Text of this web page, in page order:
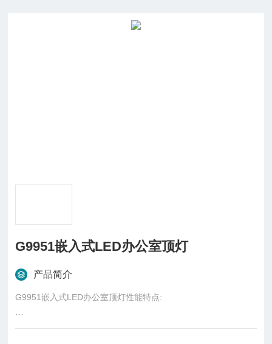
G9951嵌入式LED办公室顶灯
产品简介
G9951嵌入式LED办公室顶灯性能特点:
创建安全工作环境